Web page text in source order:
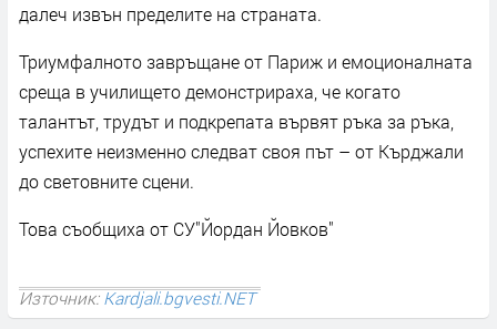
далеч извън пределите на страната.
Триумфалното завръщане от Париж и емоционалната
среща в училището демонстрираха, че когато
талантът, трудът и подкрепата вървят ръка за ръка,
успехите неизменно следват своя път – от Кърджали
до световните сцени.
Това съобщиха от СУ"Йордан Йовков"
Източник:Kardjali.bgvesti.NET